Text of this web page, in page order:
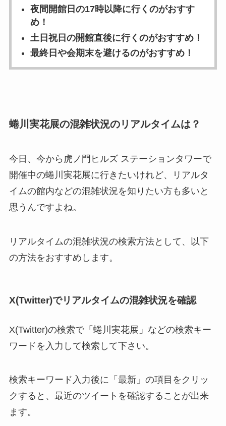
夜間開館日の17時以降に行くのがおすす
め！
土日祝日の開館直後に行くのがおすすめ！
最終日や会期末を避けるのがおすすめ！
蜷川実花展の混雑状況のリアルタイムは？
今日、今から虎ノ門ヒルズ ステーションタワーで
開催中の蜷川実花展に行きたいけれど、リアルタ
イムの館内などの混雑状況を知りたい方も多いと
思うんですよね。
リアルタイムの混雑状況の検索方法として、以下
の方法をおすすめします。
X(Twitter)でリアルタイムの混雑状況を確認
X(Twitter)の検索で「蜷川実花展」などの検索キー
ワードを入力して検索して下さい。
検索キーワード入力後に「最新」の項目をクリッ
クすると、最近のツイートを確認することが出来
ます。